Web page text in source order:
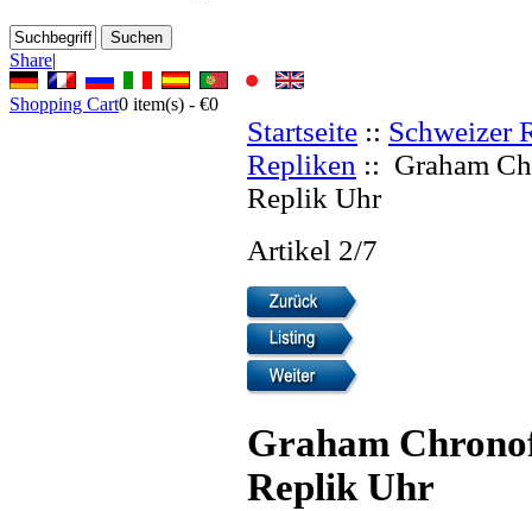
Share|
Shopping Cart0 item(s) - €0
Startseite :: Schweizer
Repliken :: Graham
Replik Uhr
Artikel 2/7
Graham
Replik Uhr